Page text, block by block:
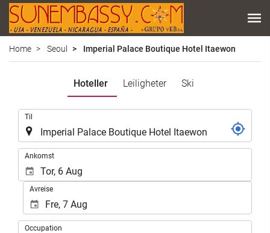
Home Seoul Imperial Palace Boutique Hotel Itaewon
Hoteller Leiligheter Ski
Til
Ankomst
Avreise
Occupation
Occupation